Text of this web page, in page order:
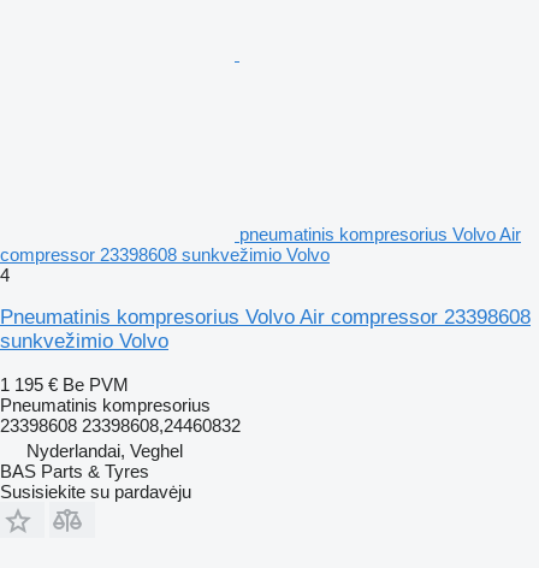
pneumatinis kompresorius Volvo Air
compressor 23398608 sunkvežimio Volvo
4
Pneumatinis kompresorius Volvo Air compressor 23398608
sunkvežimio Volvo
1 195 € Be PVM
Pneumatinis kompresorius
23398608 23398608,24460832
Nyderlandai, Veghel
BAS Parts & Tyres
Susisiekite su pardavėju